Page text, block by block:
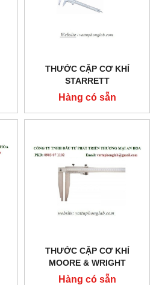
THƯỚC CẶP CƠ KHÍ
STARRETT
MODEL:125MEA-8/200
Hàng có sẵn
THƯỚC CẶP CƠ KHÍ
MOORE & WRIGHT
MODEL:MW152-65
Hàng có sẵn